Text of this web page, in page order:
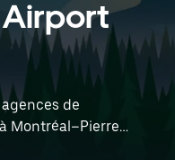
de
Montréal–Pierre
avec